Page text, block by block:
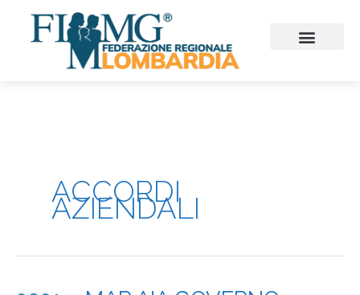
contenuto
ACCORDI
AZIENDALI